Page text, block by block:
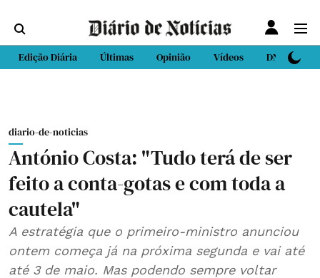
Edição Diária Últimas Opinião Vídeos DN Sport
diario-de-noticias
António Costa: "Tudo terá de ser
feito a conta-gotas e com toda a
cautela"
A estratégia que o primeiro-ministro anunciou
ontem começa já na próxima segunda e vai até
até 3 de maio. Mas podendo sempre voltar